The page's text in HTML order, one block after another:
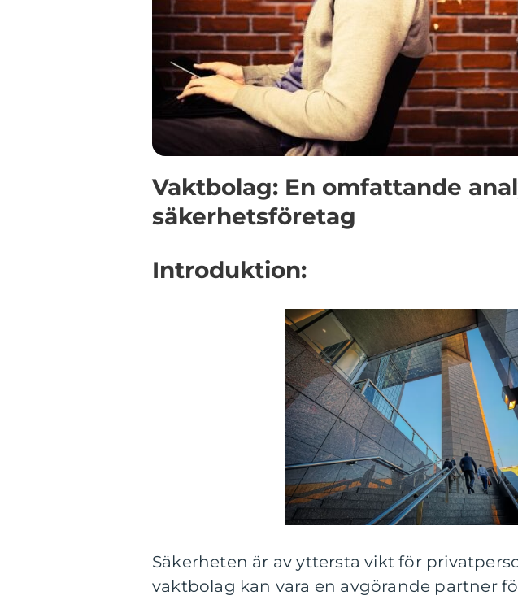
Vaktbolag: En omfattande
säkerhetsföretag
Introduktion:
Säkerheten är av yttersta vikt för
vaktbolag kan vara en avgörande partner